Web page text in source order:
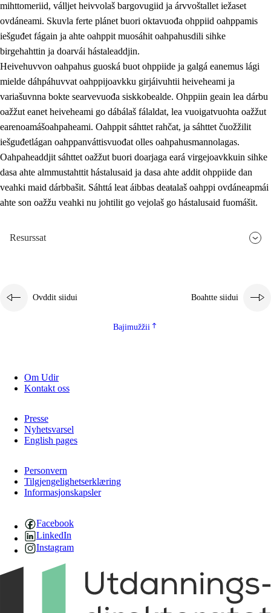
mihttomeriid, válljet heivvolaš bargovugiid ja árvvoštallet iežaset
ovdáneami. Skuvla ferte plánet buori oktavuođa ohppiid oahppamis
iešguđet fágain ja ahte oahppit muosáhit oahpahusdili sihke
birgehahttin ja doarvái hástaleaddjin.
Heivehuvvon oahpahus guoská buot ohppiide ja galgá eanemus lági
mielde dáhpáhuvvat oahppijoavkku girjáivuhtii heiveheami ja
variašuvnna bokte searvevuođa siskkobealde. Ohppiin geain lea dárbu
oažžut eanet heiveheami go dábálaš fálaldat, lea vuoigatvuohta oažžut
earenoamášoahpaheami. Oahppit sáhttet rahčat, ja sáhttet čuožžilit
iešguđetlágan oahppanváttisvuođat olles oahpahusmannolagas.
Oahpaheaddjit sáhttet oažžut buori doarjaga eará virgejoavkkuin sihke
dasa ahte almmustahttit hástalusaid ja dasa ahte addit ohppiide dan
veahki maid dárbbašit. Sáhttá leat áibbas deaŧalaš oahppi ovdáneapmái
ahte son oažžu veahki nu johtilit go vejolaš go hástalusaid fuomášit.
Resurssat
Ovddit siidui Boahtte siidui
Bajimužžii
Om Udir
Kontakt oss
Presse
Nyhetsvarsel
English pages
Personvern
Tilgjengelighetserklæring
Informasjonskapsler
Facebook
LinkedIn
Instagram